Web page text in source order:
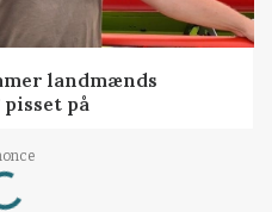
landmænds
på